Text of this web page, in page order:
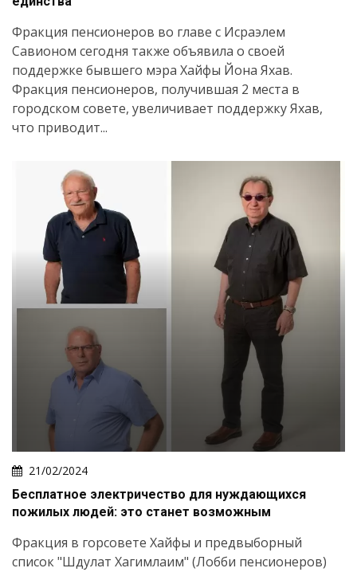
Искать
Фракция пенсионеров во главе с Исраэлем
Савионом сегодня также объявила о своей
поддержке бывшего мэра Хайфы Йона Яхав.
Фракция пенсионеров, получившая 2 места в
городском совете, увеличивает поддержку Яхав,
что приводит...
21/02/2024
Бесплатное электричество для нуждающихся
пожилых людей: это станет возможным
Фракция в горсовете Хайфы и предвыборный
список "Шдулат Хагимлаим" (Лобби пенсионеров)